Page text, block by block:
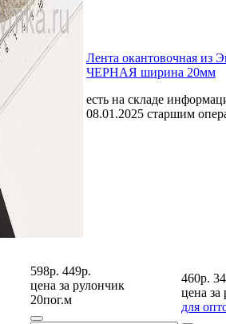
Лента окантовочная из
ЧЕРНАЯ ширина 20мм
есть на складе
08.01.2025 старшим
598р. 449р.
цена за рулончик
20пог.м
460р.
цена за
для